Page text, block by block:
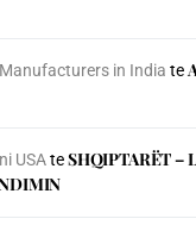
in India te
USAteSHQIPTARËT –